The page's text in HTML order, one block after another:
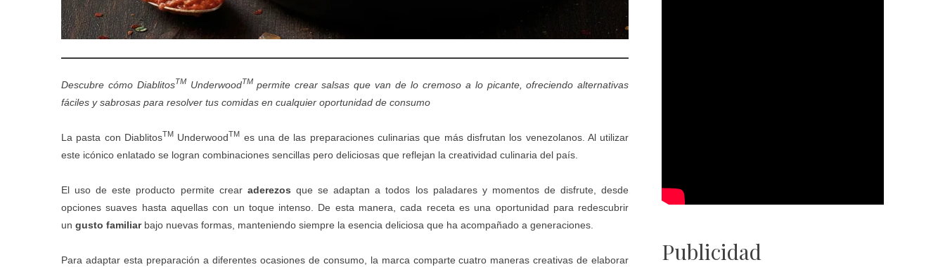
Descubre cómo DiablitosTMUnderwoodTM permite crear salsas que van de lo cremoso a lo picante, ofreciendo alternativas
fáciles y sabrosas para resolver tus comidas en cualquier oportunidad de consumo
La pasta con DiablitosTMUnderwoodTM es una de las preparaciones culinarias que más disfrutan los venezolanos. Al utilizar
este icónico enlatado se logran combinaciones sencillas pero deliciosas que reflejan la creatividad culinaria del país.
El uso de este producto permite crear aderezos que se adaptan a todos los paladares y momentos de disfrute, desde
opciones suaves hasta aquellas con un toque intenso. De esta manera, cada receta es una oportunidad para redescubrir
un gusto familiarbajo nuevas formas, manteniendo siempre la esencia deliciosa que ha acompañado a generaciones.
Para adaptar esta preparación a diferentes ocasiones de consumo, la marca comparte cuatro maneras creativas de elaborar
Publicidad